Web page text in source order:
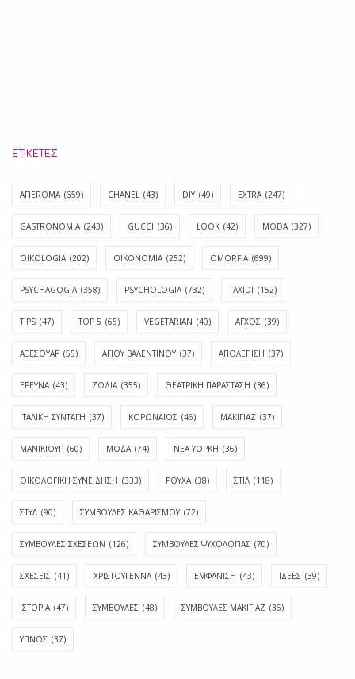
ΕΤΙΚΈΤΕΣ
AFIEROMA (659) CHANEL (43) DIY (49) EXTRA (247)
GASTRONOMIA (243) GUCCI (36) LOOK (42) MODA (327)
OIKOLOGIA (202) OIKONOMIA (252) OMORFIA (699)
PSYCHAGOGIA (358) PSYCHOLOGIA (732) TAXIDI (152)
TIPS (47) TOP 5 (65) VEGETARIAN (40) ΑΓΧΟΣ (39)
ΑΞΕΣΟΥΑΡ (55) ΑΓΊΟΥ ΒΑΛΕΝΤΊΝΟΥ (37) ΑΠΟΛΈΠΙΣΗ (37)
ΕΡΕΥΝΑ (43) ΖΩΔΙΑ (355) ΘΕΑΤΡΙΚΗ ΠΑΡΑΣΤΑΣΗ (36)
ΙΤΑΛΙΚΗ ΣΥΝΤΑΓΗ (37) ΚΟΡΩΝΑΪΟΣ (46) ΜΑΚΙΓΙΑΖ (37)
ΜΑΝΙΚΙΟΥΡ (60) ΜΟΔΑ (74) ΝΕΑ ΥΟΡΚΗ (36)
ΟΙΚΟΛΟΓΙΚΗ ΣΥΝΕΙΔΗΣΗ (333) ΡΟΥΧΑ (38) ΣΤΙΛ (118)
ΣΤΥΛ (90) ΣΥΜΒΟΥΛΕΣ ΚΑΘΑΡΙΣΜΟΥ (72)
ΣΥΜΒΟΥΛΕΣ ΣΧΕΣΕΩΝ (126) ΣΥΜΒΟΥΛΕΣ ΨΥΧΟΛΟΓΙΑΣ (70)
ΣΧΕΣΕΙΣ (41) ΧΡΙΣΤΟΥΓΕΝΝΑ (43) ΕΜΦΆΝΙΣΗ (43) ΙΔΈΕΣ (39)
ΙΣΤΟΡΊΑ (47) ΣΥΜΒΟΥΛΈΣ (48) ΣΥΜΒΟΥΛΈΣ ΜΑΚΙΓΙΆΖ (36)
ΎΠΝΟΣ (37)